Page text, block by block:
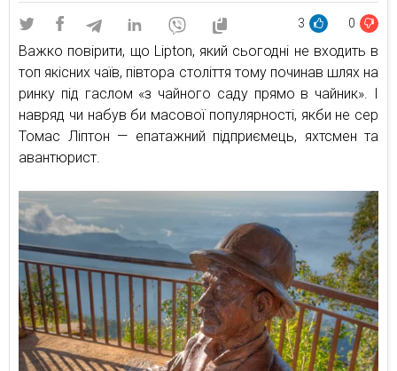
3 0
Важко повірити, що Lipton, який сьогодні не входить в
топ якісних чаїв, півтора століття тому починав шлях на
ринку під гаслом «з чайного саду прямо в чайник». І
навряд чи набув би масової популярності, якби не сер
Томас Ліптон — епатажний підприємець, яхтсмен та
авантюрист.